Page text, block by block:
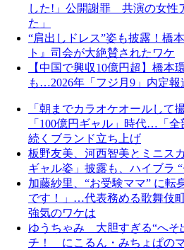
した!」公開謝罪 共演の女性
た」
“肩出しドレス”姿も披露！橋
ト』司会が大絶賛されたワケ
【中国で興収10億円超】橋本
も…2026年「フジ月9」内定報
「朝までカラオケオールして
「100億円ギャル」時代…「
続くブランド立ち上げ
板野友美、河西智美とミニス
ギャル姿」披露も、ハイブラ
加藤紗里、“お受験ママ” に転
です！」…代表務める歌舞伎
強気のワケは
ゆうちゃみ 大胆すぎる“へそ
チ！ にこるん・みちょぱの